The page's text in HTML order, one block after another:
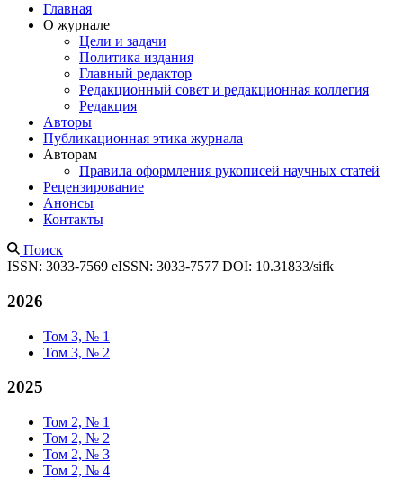
Главная
О журнале
Цели и задачи
Политика издания
Главный редактор
Редакционный совет и редакционная коллегия
Редакция
Авторы
Публикационная этика журнала
Авторам
Правила оформления рукописей научных статей
Рецензирование
Анонсы
Контакты
Поиск
ISSN: 3033-7569 eISSN: 3033-7577 DOI: 10.31833/sifk
2026
Том 3, № 1
Том 3, № 2
2025
Том 2, № 1
Том 2, № 2
Том 2, № 3
Том 2, № 4